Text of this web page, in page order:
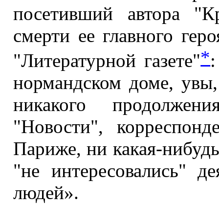
посетивший автора
смерти ее главного
"Литературной газете"*
нормандском доме,
никакого
"Новости",
Париже, ни какая-
"не интересовались"
людей».